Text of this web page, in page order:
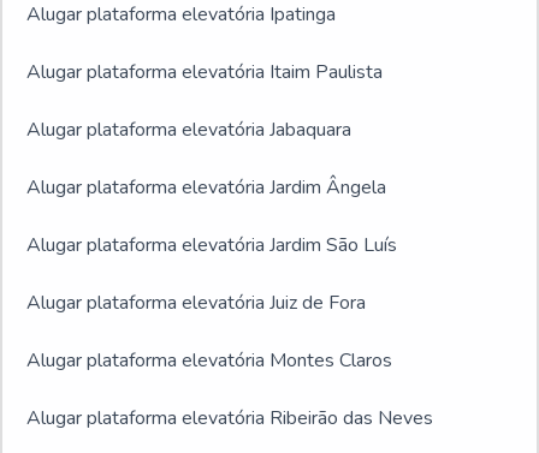
Alugar plataforma elevatória Ipatinga
Alugar plataforma elevatória Itaim Paulista
Alugar plataforma elevatória Jabaquara
Alugar plataforma elevatória Jardim Ângela
Alugar plataforma elevatória Jardim São Luís
Alugar plataforma elevatória Juiz de Fora
Alugar plataforma elevatória Montes Claros
Alugar plataforma elevatória Ribeirão das Neves